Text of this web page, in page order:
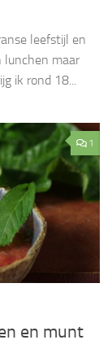
leefstijl en
lunchen maar
ik rond 18...
1
en munt